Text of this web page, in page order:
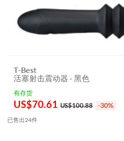
T-Best
活塞射击震动器 - 黑色
有存货
US$70.61 US$100.88 -30%
已售出24件